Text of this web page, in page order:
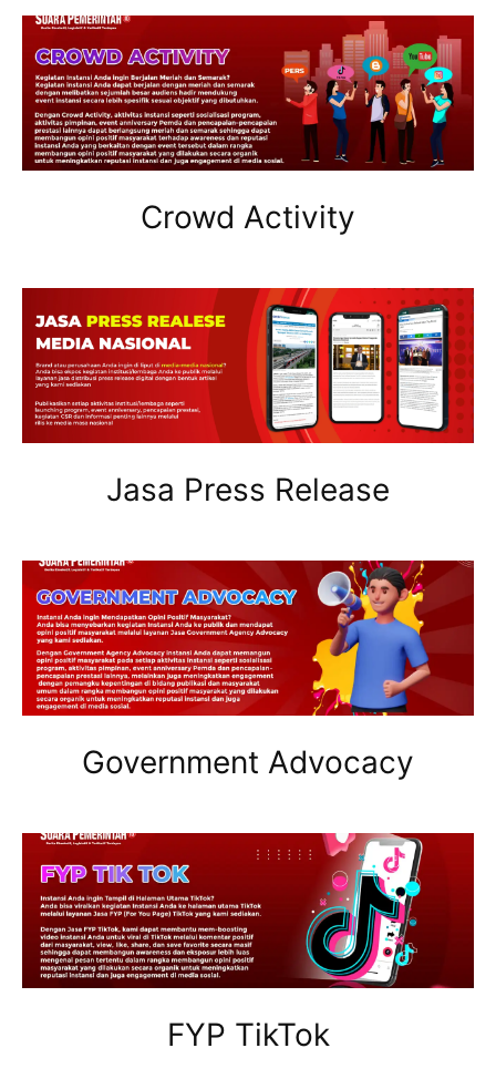
Crowd Activity
Jasa Press Release
Government Advocacy
FYP TikTok